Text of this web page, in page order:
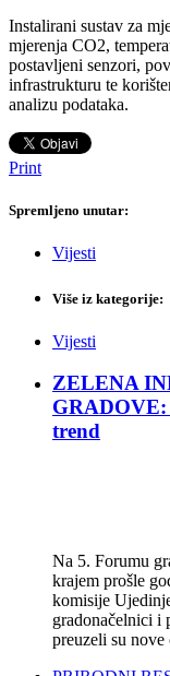
Instalirani sustav za
mjerenja CO2,
postavljeni senzori,
infrastrukturu te
analizu podataka.
Print
Spremljeno unutar:
Vijesti
Više iz kategorije:
Vijesti
ZELENA
GRADOVE:
trend
Na 5. Forumu
krajem prošle
komisije
gradonačelnici i
preuzeli su nove